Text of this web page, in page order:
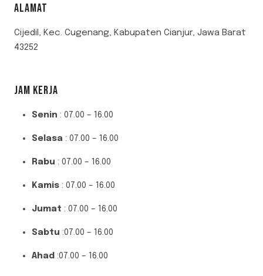
ALAMAT
Cijedil, Kec. Cugenang, Kabupaten Cianjur, Jawa Barat
43252
JAM KERJA
Senin : 07.00 – 16.00
Selasa : 07.00 – 16.00
Rabu : 07.00 – 16.00
Kamis : 07.00 – 16.00
Jumat : 07.00 – 16.00
Sabtu :07.00 – 16.00
Ahad :07.00 – 16.00